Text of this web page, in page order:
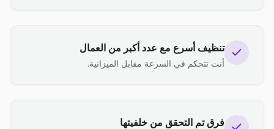
تنظيف أسرع مع عدد أكبر من العمال
أنت تتحكم في السرعة مقابل الميزانية.
فرق تم التحقق من خلفيتها